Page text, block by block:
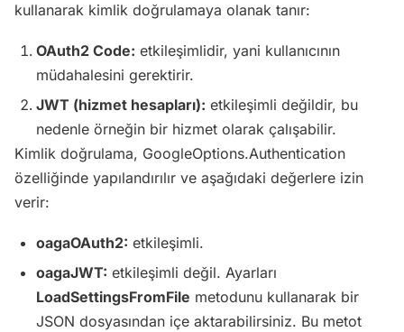
kullanarak kimlik doğrulamaya olanak tanır:
OAuth2 Code: etkileşimlidir, yani kullanıcının
müdahalesini gerektirir.
JWT (hizmet hesapları): etkileşimli değildir, bu
nedenle örneğin bir hizmet olarak çalışabilir.
Kimlik doğrulama, GoogleOptions.Authentication
özelliğinde yapılandırılır ve aşağıdaki değerlere izin
verir:
oagaOAuth2: etkileşimli.
oagaJWT: etkileşimli değil. Ayarları
LoadSettingsFromFile metodunu kullanarak bir
JSON dosyasından içe aktarabilirsiniz. Bu metot